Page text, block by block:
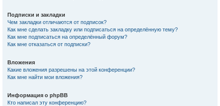
Подписки и закладки
Чем закладки отличаются от подписок?
Как мне сделать закладку или подписаться на определённую тему?
Как мне подписаться на определённый форум?
Как мне отказаться от подписки?
Вложения
Какие вложения разрешены на этой конференции?
Как мне найти мои вложения?
Информация о phpBB
Кто написал эту конференцию?